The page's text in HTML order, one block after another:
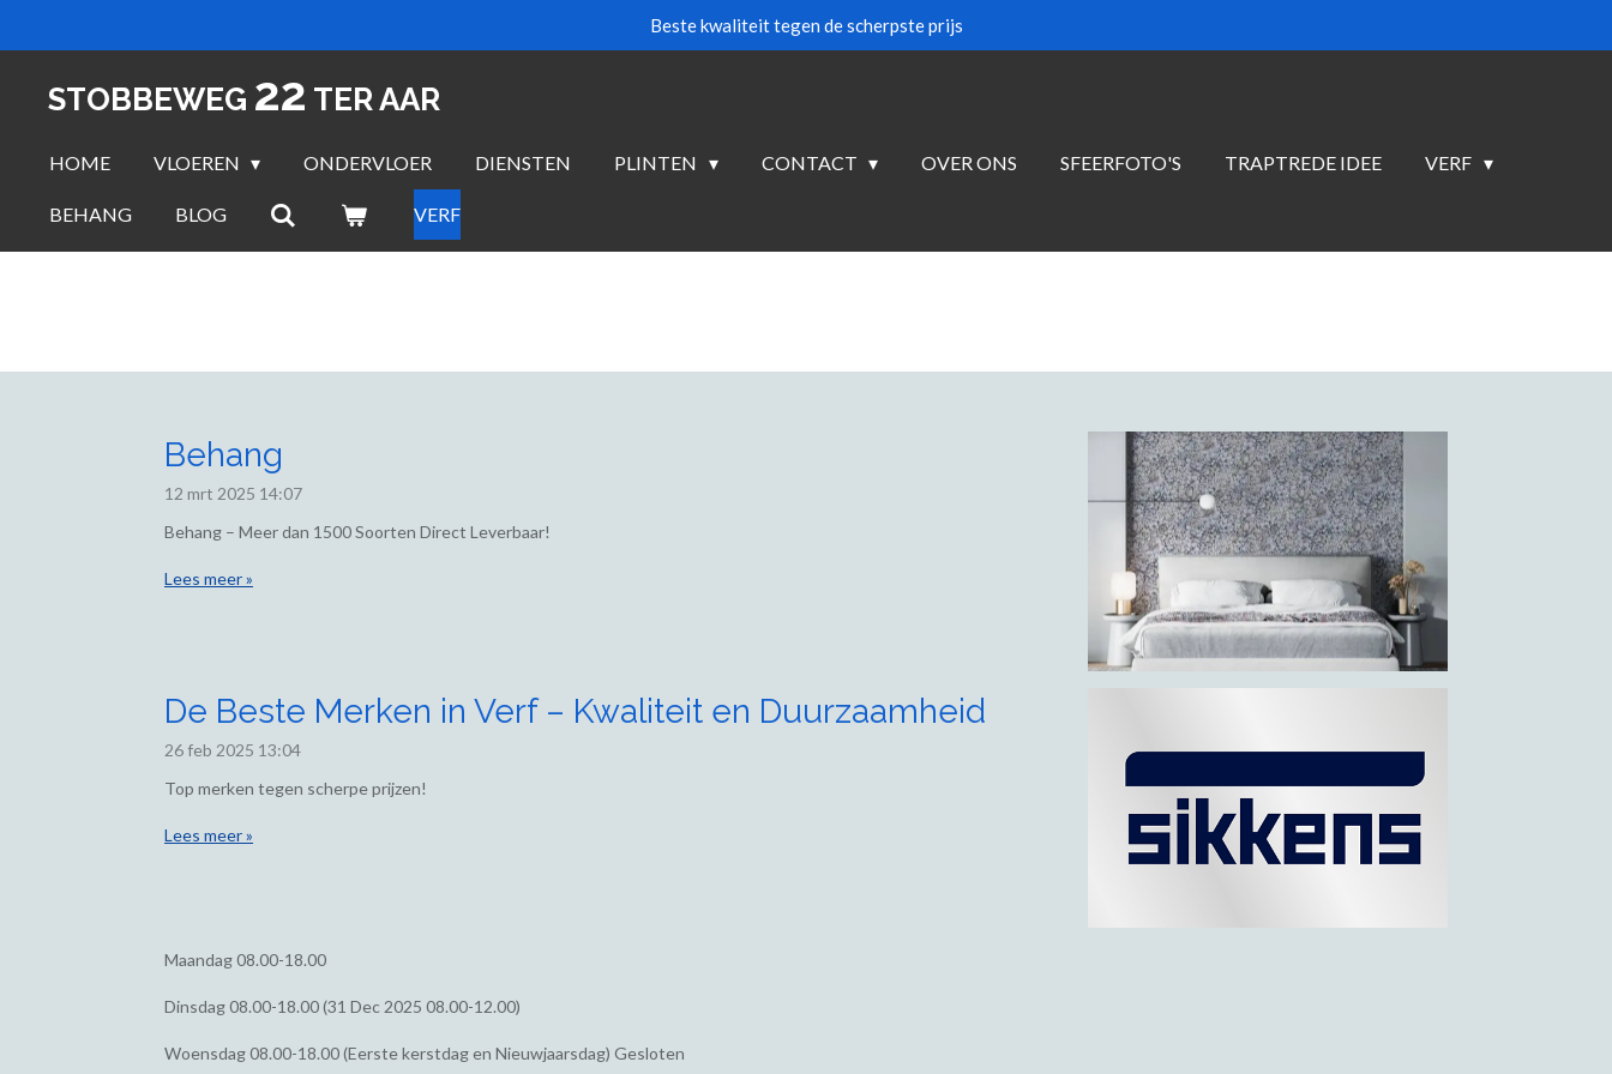
hoofdinhoud
Beste kwaliteit tegen de scherpste prijs
STOBBEWEG 22 TER AAR
HOME VLOEREN ONDERVLOER DIENSTEN PLINTEN CONTACT OVER ONS SFEERFOTO'S TRAPTREDE IDEE VERF
BEHANG BLOG VERF
Behang
12 mrt 2025 14:07
Behang – Meer dan 1500 Soorten Direct Leverbaar!
Lees meer »
De Beste Merken in Verf – Kwaliteit en Duurzaamheid
26 feb 2025 13:04
Top merken tegen scherpe prijzen!
Lees meer »
Maandag08.00-18.00
Dinsdag08.00-18.00 (31 Dec 2025 08.00-12.00)
Woensdag08.00-18.00 (Eerste kerstdag en Nieuwjaarsdag) Gesloten